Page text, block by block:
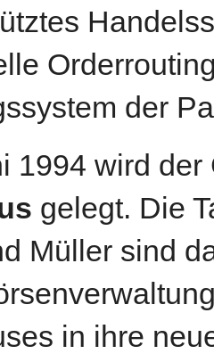
der
1994 wird
gelegt. Die
Müller sind
in ihre